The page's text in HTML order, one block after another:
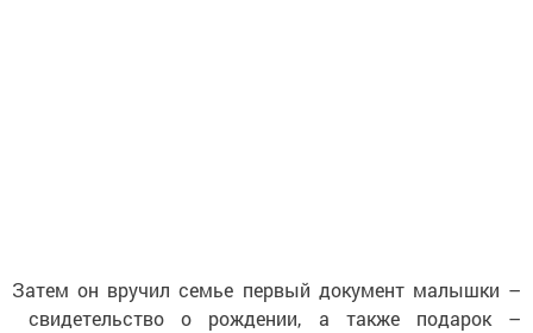
Затем он вручил семье первый документ малышки –
свидетельство о рождении, а также подарок –